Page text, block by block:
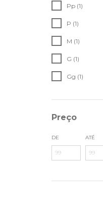
Pp (1)
P (1)
M (1)
G (1)
Gg (1)
Preço
DE ATÉ